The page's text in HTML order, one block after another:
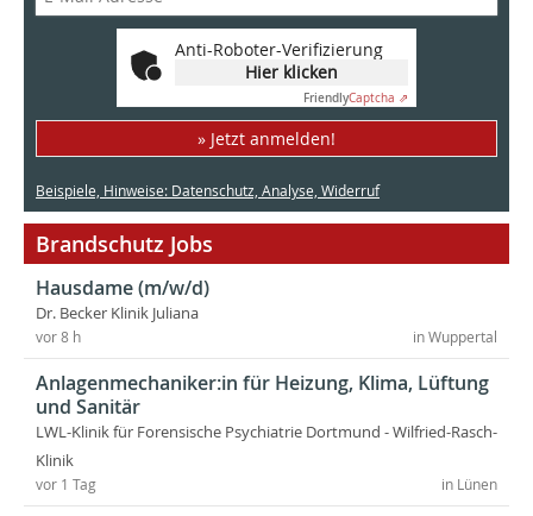
Anti-Roboter-Verifizierung
Hier klicken
FriendlyCaptcha ⇗
» Jetzt anmelden!
Beispiele, Hinweise: Datenschutz, Analyse, Widerruf
Brandschutz Jobs
Hausdame (m/w/d)
Dr. Becker Klinik Juliana
in Wuppertal
vor 8 h
Anlagenmechaniker:in für Heizung, Klima, Lüftung
und Sanitär
LWL-Klinik für Forensische Psychiatrie Dortmund - Wilfried-Rasch-
Klinik
in Lünen
vor 1 Tag